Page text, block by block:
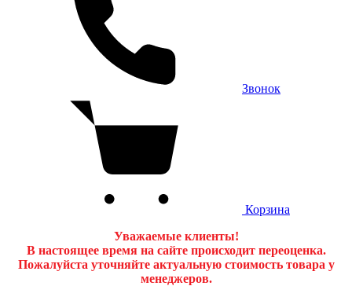
Звонок
Корзина
Уважаемые клиенты!
В настоящее время на сайте происходит переоценка.
Пожалуйста уточняйте актуальную стоимость товара у
менеджеров.